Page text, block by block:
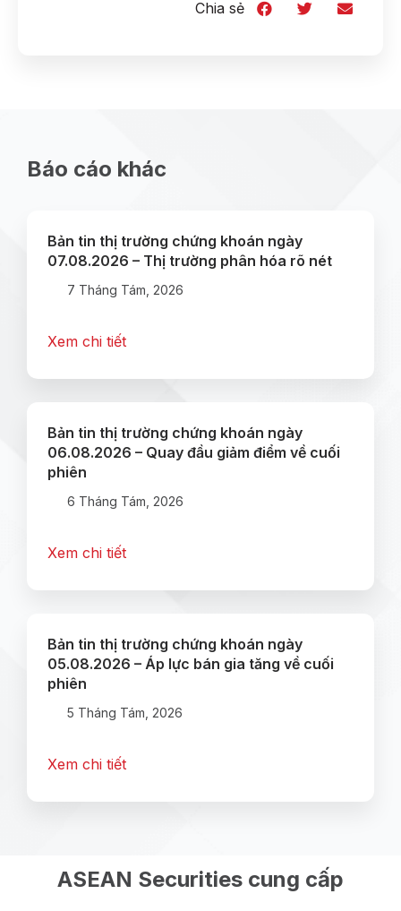
Chia sẻ
Báo cáo khác
Bản tin thị trường chứng khoán ngày
07.08.2026 – Thị trường phân hóa rõ nét
7 Tháng Tám, 2026
Xem chi tiết
Bản tin thị trường chứng khoán ngày
06.08.2026 – Quay đầu giảm điểm về cuối
phiên
6 Tháng Tám, 2026
Xem chi tiết
Bản tin thị trường chứng khoán ngày
05.08.2026 – Áp lực bán gia tăng về cuối
phiên
5 Tháng Tám, 2026
Xem chi tiết
ASEAN Securities cung cấp